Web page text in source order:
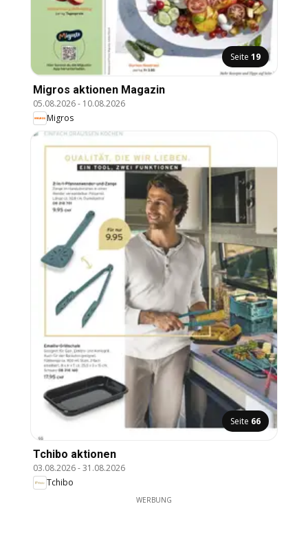
Seite 19
Migros aktionen Magazin
05.08.2026- 10.08.2026
Migros
Seite 66
Tchibo aktionen
03.08.2026-31.08.2026
Tchibo
WERBUNG